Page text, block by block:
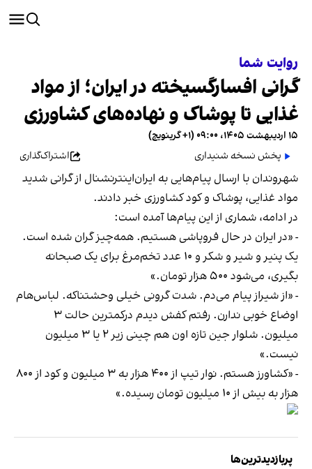
روایت شما
گرانی افسارگسیخته در ایران؛ از مواد
غذایی تا پوشاک و نهاده‌های کشاورزی
۱۵ اردیبهشت ۱۴۰۵، ۰۹:۰۰ (‎+۱ گرینویچ)
پخش نسخه شنیداری
اشتراک‌گذاری
شهروندان با ارسال پیام‌هایی به ایران‌اینترنشنال از گرانی شدید
مواد غذایی، پوشاک و کود کشاورزی خبر دادند.
در ادامه، شماری از این پیام‌ها آمده است:
- «در ایران در حال فروپاشی هستیم. همه‌چیز گران شده است.
یک پنیر و شیر و شکر و ۱۰ عدد تخم‌مرغ برای یک صبحانه
بگیری، می‌شود ۵۰۰ هزار تومان.»
- «از شیراز پیام می‌دم. شدت گرونی خیلی وحشتناکه. لباس‌هام
اوضاع خوبی ندارن. رفتم کفش دیدم درکمترین حالت ۳
میلیون. شلوار جین تازه اون هم چینی زیر ۲ یا ۳ میلیون
نیست.»
- «کشاورز هستم. نوار تیپ از ۴۰۰ هزار به ۳ میلیون و کود از ۸۰۰
هزار به بیش از ۱۰ میلیون تومان رسیده.»
پربازدیدترین‌ها